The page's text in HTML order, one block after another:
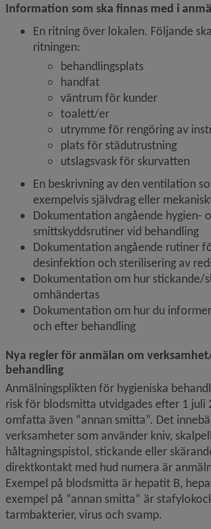
Information som ska finnas med i
En ritning över lokalen. Följande
ritningen:
behandlingsplats
handfat
väntrum för kunder
toalett/er
utrymme för rengöring av
plats för städutrustning
utslagsvask för skurvatten
En beskrivning av den ventilation
exempelvis självdrag eller
Dokumentation angående hygien-
smittskyddsrutiner vid behandling
Dokumentation angående rutiner
desinfektion och sterilisering av
Dokumentation om hur stickande/
omhändertas
Dokumentation om hur du
och efter behandling
Nya regler för anmälan om
behandling
Anmälningsplikten för hygieniska
risk för blodsmitta utvidgades efter 1 juli
omfatta även “annan smitta”. Det
verksamheter som använder kniv,
håltagningspistol, stickande eller
direktkontakt med hud numera är
Exempel på blodsmitta är hepatit B,
exempel på ”annan smitta” är
tarmbakterier, virus och svamp.